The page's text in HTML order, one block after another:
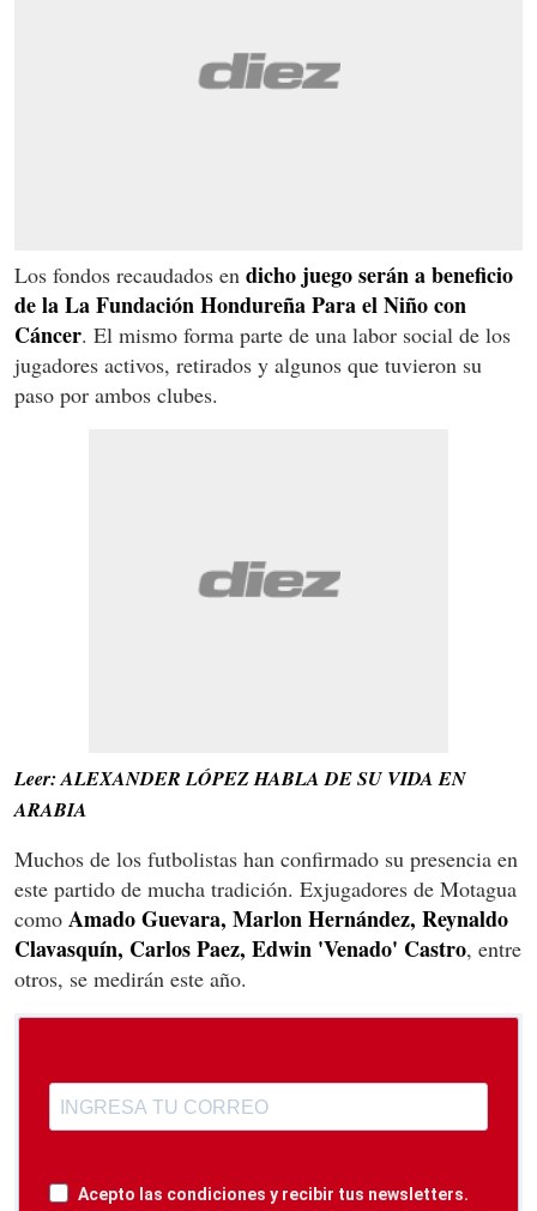
Los fondos recaudados en dicho juego serán a beneficio
de la La Fundación Hondureña Para el Niño con
Cáncer. El mismo forma parte de una labor social de los
jugadores activos, retirados y algunos que tuvieron su
paso por ambos clubes.
Leer: ALEXANDER LÓPEZ HABLA DE SU VIDA EN
ARABIA
Muchos de los futbolistas han confirmado su presencia en
este partido de mucha tradición. Exjugadores de Motagua
como Amado Guevara, Marlon Hernández, Reynaldo
Clavasquín, Carlos Paez, Edwin 'Venado' Castro, entre
otros, se medirán este año.
Acepto las condiciones y recibir tus newsletters.